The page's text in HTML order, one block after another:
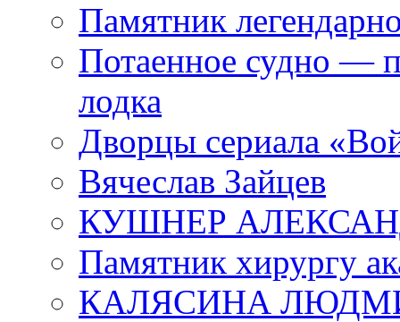
Памятник
Потаенное судно —
лодка
Дворцы сериала
Вячеслав Зайцев
КУШНЕР
Памятник хирургу
КАЛЯСИНА